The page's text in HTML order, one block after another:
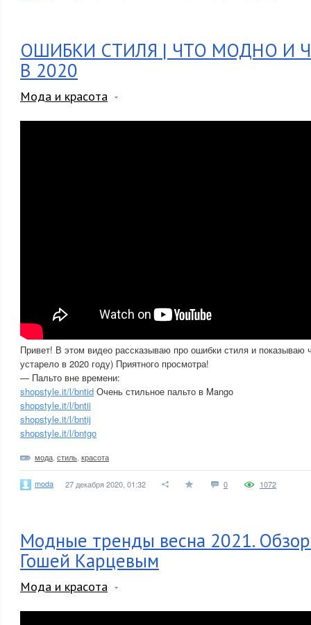
ОШИБКИ СТИЛЯ | ЧТО МОДНО И
В 2020
Мода и красота
Привет! В этом видео рассказываю про ошибки стиля и показываю
устарело в 2020 году) Приятного просмотра!
— Пальто вне времени:
shopstyle.it/l/bntid Очень стильное пальто в Mango
shopstyle.it/l/bntii
shopstyle.it/l/bntij
shopstyle.it/l/bntgo
мода стиль красота
moda 27 декабря 2020, 01:32 0 1072
Модные тренды весна 2021. Обзор
Гошей Карцевым
Мода и красота